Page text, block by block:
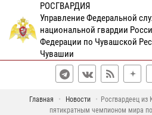
РОСГВАРДИЯ
Управление Федеральной
национальной гвардии
Федерации по Чувашской
Чувашии
Главная Новости
Росгвардеец из
пятикратным чемпионом мира